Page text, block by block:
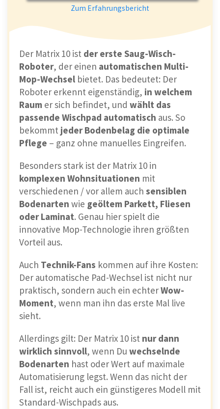
Zum Erfahrungsbericht
Der Matrix 10 ist der erste Saug-Wisch-
Roboter, der einen automatischen Multi-
Mop-Wechsel bietet. Das bedeutet: Der
Roboter erkennt eigenständig, in welchem
Raum er sich befindet, und wählt das
passende Wischpad automatisch aus. So
bekommt jeder Bodenbelag die optimale
Pflege – ganz ohne manuelles Eingreifen.
Besonders stark ist der Matrix 10 in
komplexen Wohnsituationen mit
verschiedenen / vor allem auch sensiblen
Bodenarten wie geöltem Parkett, Fliesen
oder Laminat. Genau hier spielt die
innovative Mop-Technologie ihren größten
Vorteil aus.
Auch Technik-Fans kommen auf ihre Kosten:
Der automatische Pad-Wechsel ist nicht nur
praktisch, sondern auch ein echterWow-
Moment, wenn man ihn das erste Mal live
sieht.
Allerdings gilt: Der Matrix 10 ist nur dann
wirklich sinnvoll, wenn Du wechselnde
Bodenarten hast oder Wert auf maximale
Automatisierung legst. Wenn das nicht der
Fall ist, reicht auch ein günstigeres Modell mit
Standard-Wischpads aus.